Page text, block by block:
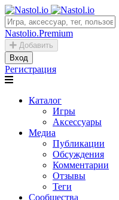
Nastolio.Premium
Добавить
Вход
Регистрация
Каталог
Игры
Аксессуары
Медиа
Публикации
Обсуждения
Комментарии
Отзывы
Теги
Сообщества